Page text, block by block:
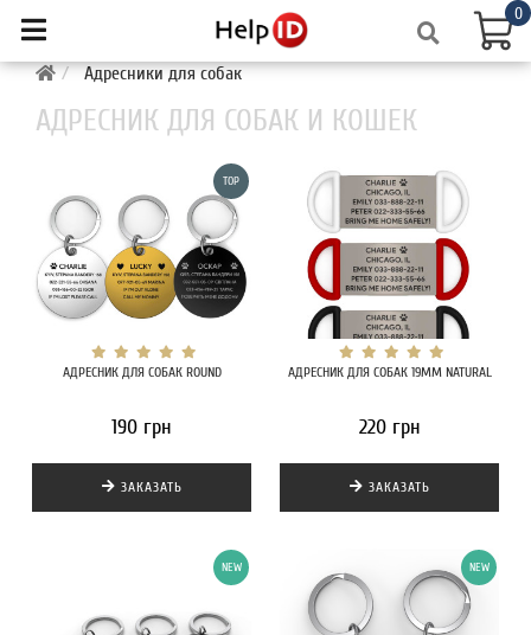
0
Адресники для собак
АДРЕСНИК ДЛЯ СОБАК И КОШЕК
TOP
АДРЕСНИК ДЛЯ СОБАК ROUND
190 грн
ЗАКАЗАТЬ
АДРЕСНИК ДЛЯ СОБАК 19MM NATURAL
220 грн
ЗАКАЗАТЬ
NEW NEW